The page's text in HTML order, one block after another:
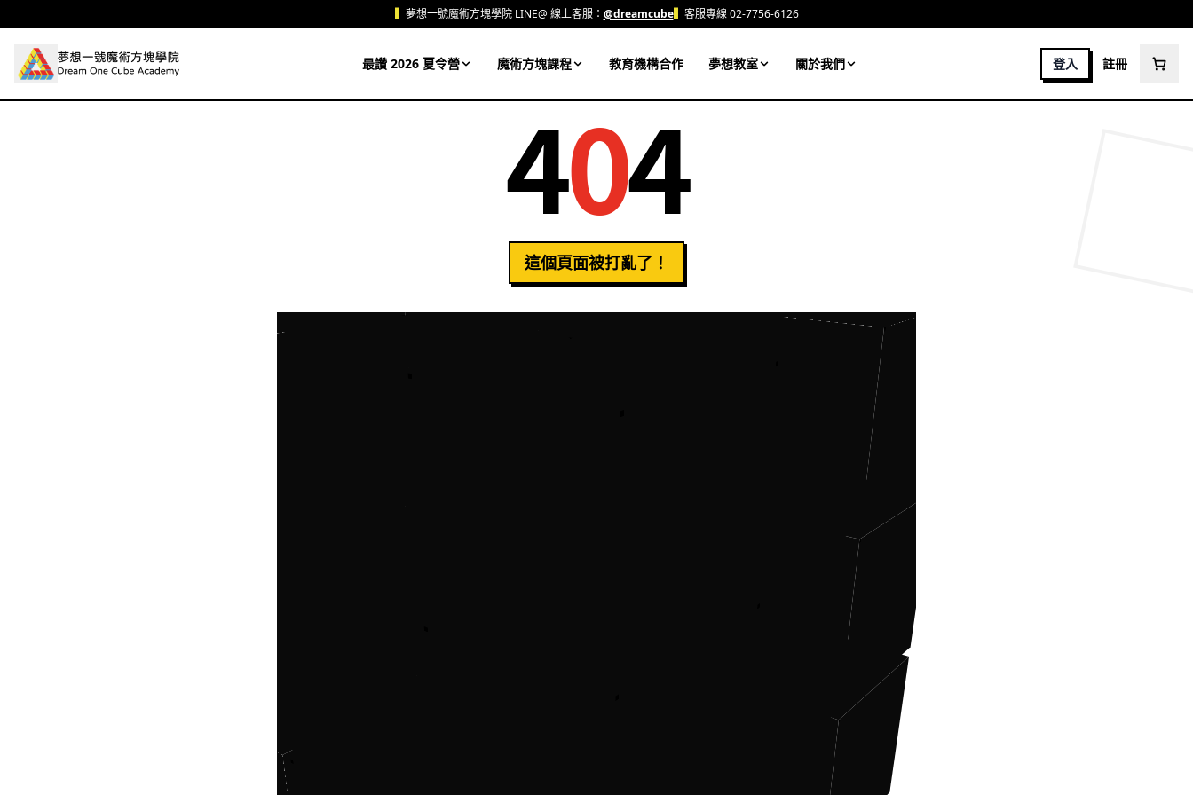
夢想一號魔術方塊學院 LINE@ 線上客服： @dreamcube▍ 客服專線 02-7756-6126
最讚 2026 夏令營 魔術方塊課程 教育機構合作 夢想教室 關於我們 登入 註冊
404
這個頁面被打亂了！